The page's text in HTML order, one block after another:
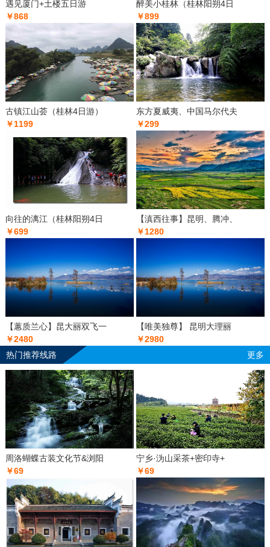
遇见厦门+土楼五日游
￥868
醉美小桂林（桂林阳朔4日
￥899
古镇江山荟（桂林4日游）
￥1199
东方夏威夷、中国马尔代夫
￥299
向往的漓江（桂林阳朔4日
￥699
【滇西往事】昆明、腾冲、
￥1280
【蕙质兰心】昆大丽双飞一
￥2480
【唯美独尊】 昆明大理丽
￥2980
热门推荐线路
更多
周洛蝴蝶古装文化节&浏阳
￥69
宁乡·沩山采茶+密印寺+
￥69